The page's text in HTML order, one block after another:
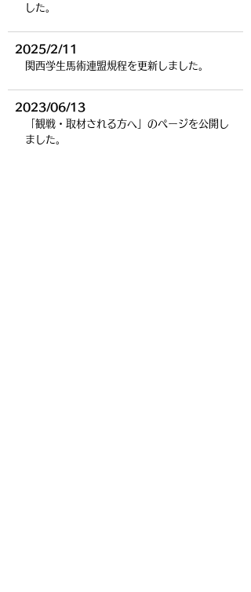
した。
2025/2/11
関西学生馬術連盟規程を更新しました。
2023/06/13
「観戦・取材される方へ」のページを公開し
ました。